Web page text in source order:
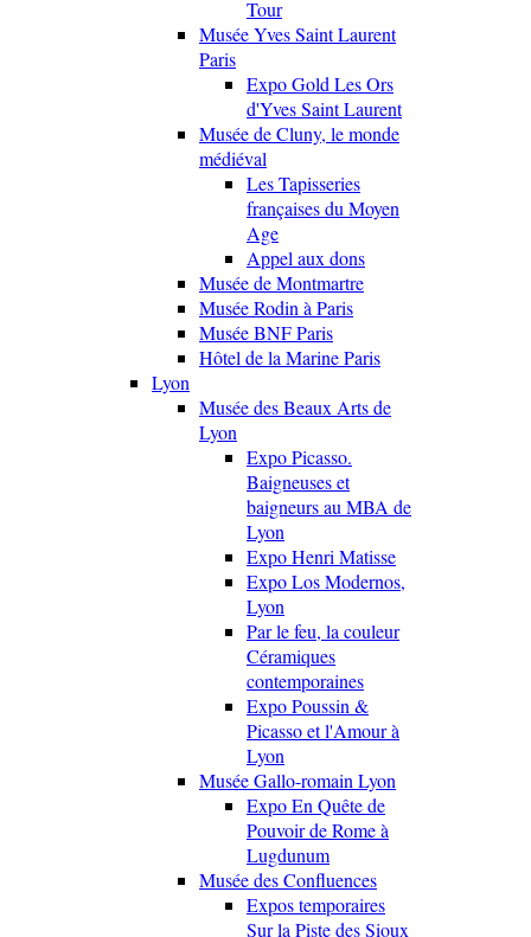
Tour
Musée Yves Saint Laurent
Paris
Expo Gold Les Ors
d'Yves Saint Laurent
Musée de Cluny, le monde
médiéval
Les Tapisseries
françaises du Moyen
Age
Appel aux dons
Musée de Montmartre
Musée Rodin à Paris
Musée BNF Paris
Hôtel de la Marine Paris
Lyon
Musée des Beaux Arts de
Lyon
Expo Picasso.
Baigneuses et
baigneurs au MBA de
Lyon
Expo Henri Matisse
Expo Los Modernos,
Lyon
Par le feu, la couleur
Céramiques
contemporaines
Expo Poussin &
Picasso et l'Amour à
Lyon
Musée Gallo-romain Lyon
Expo En Quête de
Pouvoir de Rome à
Lugdunum
Musée des Confluences
Expos temporaires
Sur la Piste des Sioux